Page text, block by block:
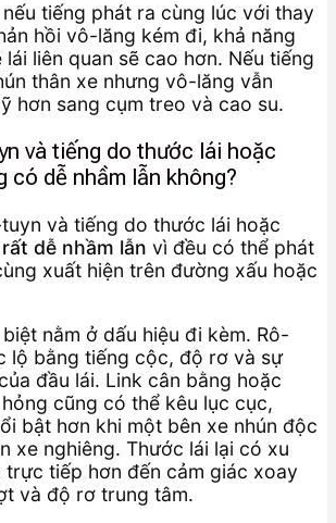
tiếng phát ra cùng lúc với thay
hồi vô-lăng kém đi, khả năng
liên quan sẽ cao hơn. Nếu tiếng
thân xe nhưng vô-lăng vẫn
hơn sang cụm treo và cao su.
và tiếng do thước lái hoặc
có dễ nhầm lẫn không?
và tiếng do thước lái hoặc
rất dễ nhầm lẫn vì đều có thể phát
xuất hiện trên đường xấu hoặc
nằm ở dấu hiệu đi kèm. Rô-
lộ bằng tiếng cộc, độ rơ và sự
đầu lái. Link cân bằng hoặc
cũng có thể kêu lục cục,
bật hơn khi một bên xe nhún độc
xe nghiêng. Thước lái lại có xu
trực tiếp hơn đến cảm giác xoay
và độ rơ trung tâm.